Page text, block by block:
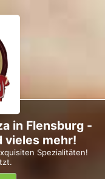
in Flensburg -
vieles mehr!
Spezialitäten!